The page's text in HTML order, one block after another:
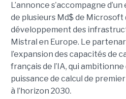
L’annonce s’accompagne
de plusieurs Md$ de
développement des
Mistral en Europe. Le
l’expansion des capacités de
français de l’IA, qui ambitionne
puissance de calcul de
à l’horizon 2030.